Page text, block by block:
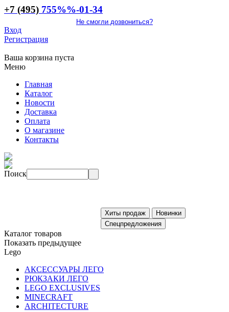
+7 (495) 755%%-01-34
Не смогли дозвониться?
Вход
Регистрация
Ваша корзина пуста
Меню
Главная
Каталог
Новости
Доставка
Оплата
О магазине
Контакты
Поиск
Каталог товаров
Показать предыдущее
Lego
АКСЕССУАРЫ ЛЕГО
РЮКЗАКИ ЛЕГО
LEGO EXCLUSIVES
MINECRAFT
ARCHITECTURE